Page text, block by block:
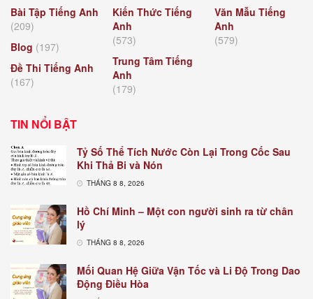
Bài Tập Tiếng Anh
(209)
Blog (197)
Đề Thi Tiếng Anh
(167)
Kiến Thức Tiếng
Anh
(573)
Trung Tâm Tiếng
Anh
(179)
Văn Mẫu Tiếng
Anh
(579)
TIN NỔI BẬT
Tỷ Số Thể Tích Nước Còn Lại Trong Cốc Sau
Khi Thả Bi và Nón
THÁNG 8 8, 2026
Hồ Chí Minh – Một con người sinh ra từ chân
lý
THÁNG 8 8, 2026
Mối Quan Hệ Giữa Vận Tốc và Li Độ Trong Dao
Động Điều Hòa